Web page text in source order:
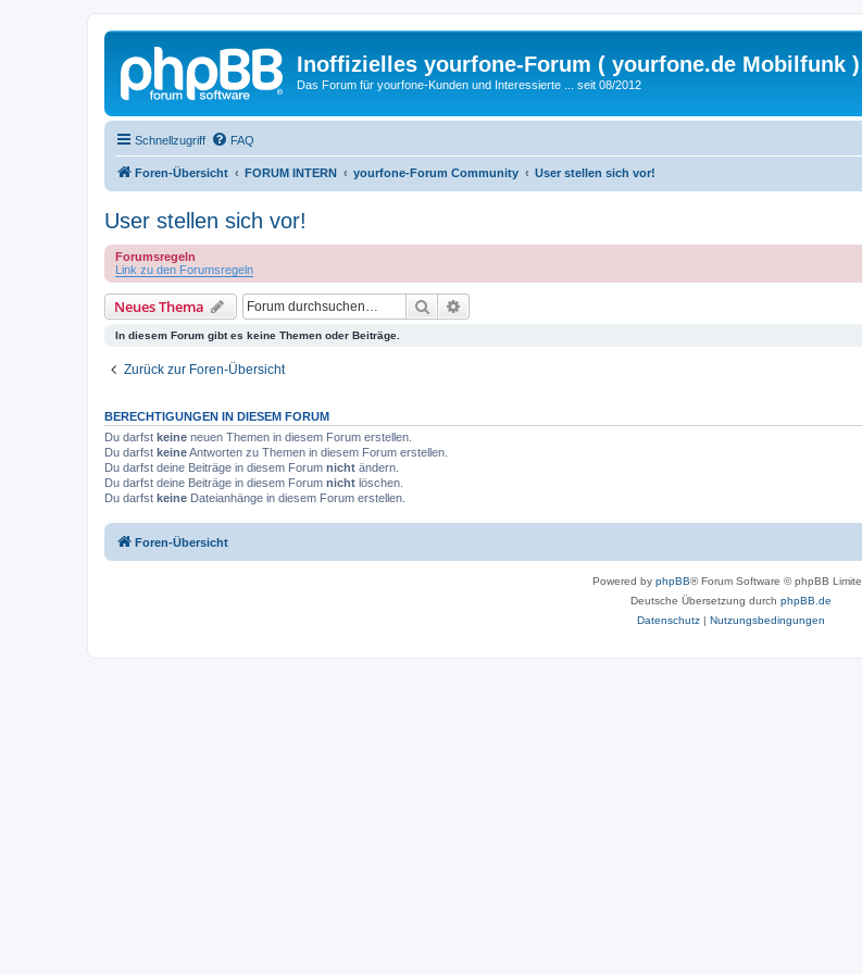
Inoffizielles yourfone-Forum ( yourfone.de Mobilfunk )
Das Forum für yourfone-Kunden und Interessierte ... seit 08/2012
Schnellzugriff FAQ
Foren-Übersicht FORUM INTERN yourfone-Forum Community User stellen sich vor!
User stellen sich vor!
Forumsregeln
Link zu den Forumsregeln
Neues Thema Suche
In diesem Forum gibt es keine Themen oder Beiträge.
Zurück zur Foren-Übersicht
BERECHTIGUNGEN IN DIESEM FORUM
Du darfst keine neuen Themen in diesem Forum erstellen.
Du darfst keineAntworten zu Themen in diesem Forum erstellen.
Du darfst deine Beiträge in diesem Forum nicht ändern.
Du darfst deine Beiträge in diesem Forum nicht löschen.
Du darfst keine Dateianhänge in diesem Forum erstellen.
Foren-Übersicht
Powered by phpBB® Forum Software © phpBB
Deutsche Übersetzung durch phpBB.de
Datenschutz| Nutzungsbedingungen